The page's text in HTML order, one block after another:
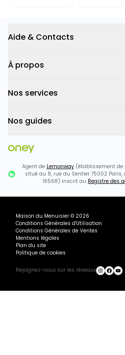
Aide & Contacts
À propos
Nos services
Nos guides
Agent de Lemonway(établissement de
situé au 8, rue du Sentier 75002 Paris,
16568) inscrit au Registre des
Maison du Menuisier © 2026
Conditions Générales d'Utilisation
Conditions Générales de Ventes
Mentions légales
Plan du site
Politique de cookies
Rejoignez-nous sur les réseaux